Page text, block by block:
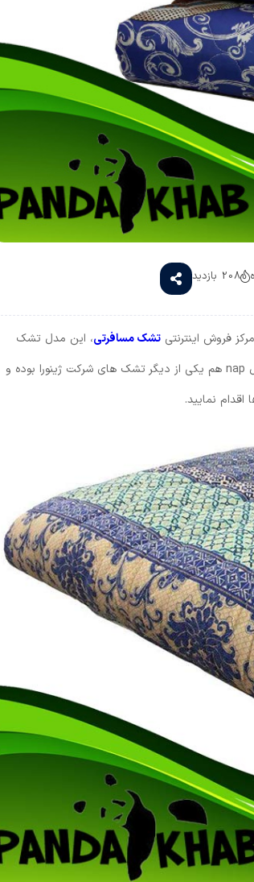
208 بازدید
تشک مسافرتی، این مدل تشک
ایرانی خوب و درجه یک را هم برای عمده فروشی، ارائه می نماید. تشک مدل nap هم یکی از دیگر تشک های شرکت ژینورا بوده و
نمایید.